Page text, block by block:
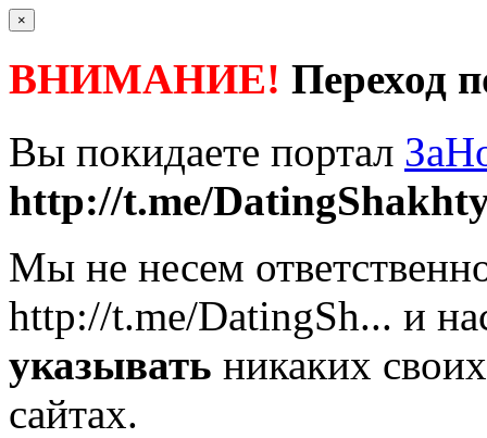
×
ВНИМАНИЕ! Переход
Вы покидаете портал
http://t.me/
Мы не несем
http://t.me/DatingSh... и
указывать никаких
сайтах.